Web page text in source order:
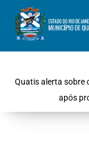
Quatis alerta sobre
após